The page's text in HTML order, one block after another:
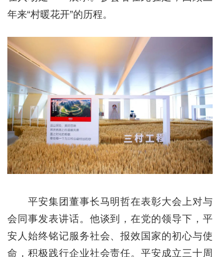
年来“村暖花开”的历程。
平安集团董事长马明哲在表彰大会上对与
会同事发表讲话。他谈到，在党的领导下，平
安人始终铭记服务社会、报效国家的初心与使
命，积极践行企业社会责任。平安成立三十周